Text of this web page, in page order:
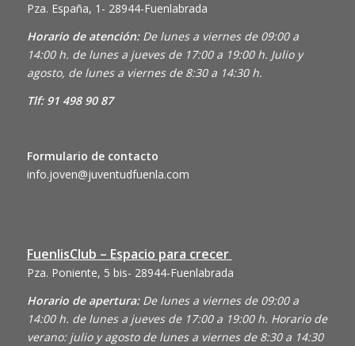
Pza. España, 1- 28944-Fuenlabrada
Horario de atención: De lunes a viernes de 09:00 a
14:00 h. de lunes a jueves de 17:00 a 19:00 h. Julio y
agosto, de lunes a viernes de 8:30 a 14:30 h.
Tlf: 91 498 90 87
Formulario de contacto
info.joven@juventudfuenla.com
FuenlisClub – Espacio para crecer
Pza. Poniente, 5 bis- 28944-Fuenlabrada
Horario de apertura:De lunes a viernes de 09:00 a
14:00 h. de lunes a jueves de 17:00 a 19:00 h. Horario de
verano: julio y agosto de lunes a viernes de 8:30 a 14:30